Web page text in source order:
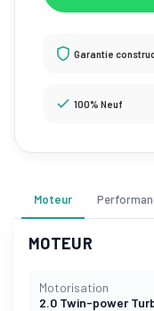
Garantie
100% Neuf
Moteur
MOTEUR
Motorisation
2.0 Twin-power